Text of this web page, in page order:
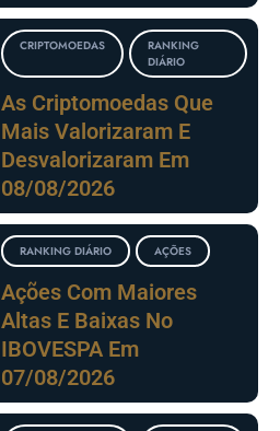
CRIPTOMOEDAS
RANKING
DIÁRIO
As Criptomoedas Que
Mais Valorizaram E
Desvalorizaram Em
08/08/2026
RANKING DIÁRIO AÇÕES
Ações Com Maiores
Altas E Baixas No
IBOVESPA Em
07/08/2026